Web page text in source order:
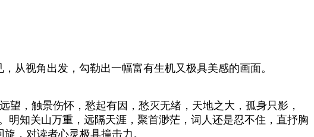
从视角出发，勾勒出一幅富有生机又极具美感的画面。
，触景伤怀，愁起有因，愁灭无绪，天地之大，孤身只影，
知关山万重，远隔天涯，聚首渺茫，词人还是忍不住，直抒胸
，对读者心灵极具撞击力。